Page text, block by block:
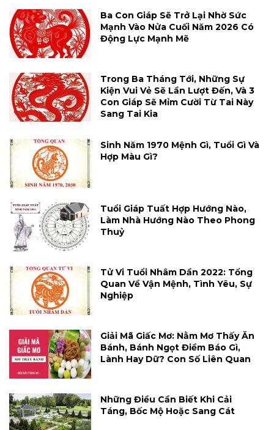
Ba Con Giáp Sẽ Trở Lại Nhờ Sức
Mạnh Vào Nửa Cuối Năm 2026 Có
Động Lực Mạnh Mẽ
Trong Ba Tháng Tới, Những Sự
Kiện Vui Vẻ Sẽ Lần Lượt Đến, Và 3
Con Giáp Sẽ Mỉm Cười Từ Tai Này
Sang Tai Kia
Sinh Năm 1970 Mệnh Gì, Tuổi Gì Và
Hợp Màu Gì?
Tuổi Giáp Tuất Hợp Hướng Nào,
Làm Nhà Hướng Nào Theo Phong
Thuỷ
Tử Vi Tuổi Nhâm Dần 2022: Tổng
Quan Về Vận Mệnh, Tình Yêu, Sự
Nghiệp
Giải Mã Giấc Mơ: Nằm Mơ Thấy Ăn
Bánh, Bánh Ngọt Điềm Báo Gì,
Lành Hay Dữ? Con Số Liên Quan
Những Điều Cần Biết Khi Cải
Táng, Bốc Mộ Hoặc Sang Cát